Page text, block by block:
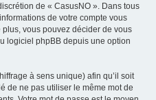
de « CasusNO ». Dans tous
de votre compte vous
vous pouvez décider de vous
logiciel phpBB depuis une option
à sens unique) afin qu’il soit
de ne pas utiliser le même mot de